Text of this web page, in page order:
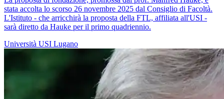
stata accolta lo scorso 26 novembre 2025 dal Consiglio di Facoltà.
L'Istituto - che arricchirà la proposta della FTL, affiliata all'USI -
sarà diretto da Hauke per il primo quadriennio.
Università USI Lugano